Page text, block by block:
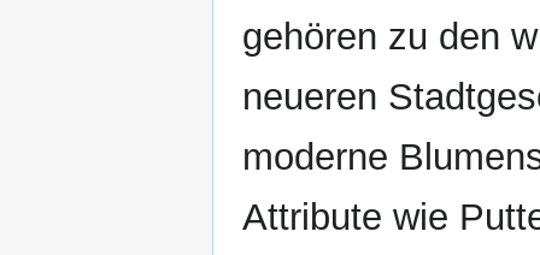
gehören zu den
neueren
moderne
Attribute wie